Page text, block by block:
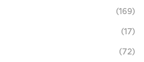
(169)
(17)
(72)